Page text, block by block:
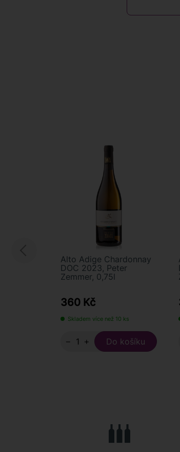
Alto Adige Chardonnay
DOC 2023, Peter
Zemmer, 0,75l
360 Kč
Skladem více než 10 ks
− +